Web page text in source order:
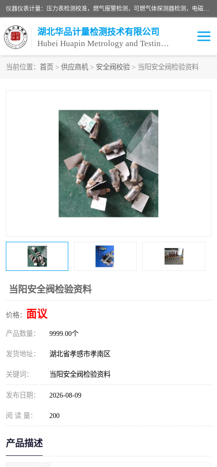
仪器仪表计量：压力表检测校准，燃气报警检测，可燃气体探测器检测，电磁流量计检测校准，明渠流量计检测，千斤顶检测标定，仪器校准，量具校准，仪表检测，仪器检测，计量设备校准；洁净室检测：洁净度检测，洁净厂房检测，无尘洁净室检测，悬浮粒子检测，*过滤器检测；安全阀校验：安全阀校验，安全阀检验，安全阀检测，安全阀年检，安全阀校正，安全阀校准；
湖北华品计量检测技术有限公司
Hubei Huapin Metrology and Testing Technology Co. , Ltd.
当前位置： 首页 > 供应商机 > 安全阀校验 > 当阳安全阀检验资料
当阳安全阀检验资料
价格： 面议
产品数量： 9999.00个
发货地址： 湖北省孝感市孝南区
关键词： 当阳安全阀检验资料
发布日期： 2026-08-09
阅 读 量： 200
产品描述
计量设备校准
可燃气体探测器